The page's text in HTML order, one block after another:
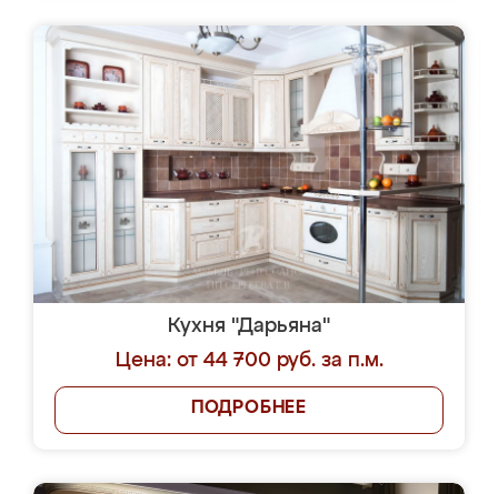
Кухня "Дарьяна"
Цена: от 44 700 руб. за п.м.
ПОДРОБНЕЕ